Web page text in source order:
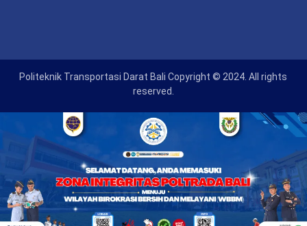
Politeknik Transportasi Darat Bali Copyright © 2024. All rights
reserved.